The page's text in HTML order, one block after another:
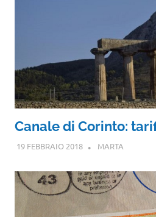
Canale di Corinto:
19 FEBBRAIO 2018 MARTA